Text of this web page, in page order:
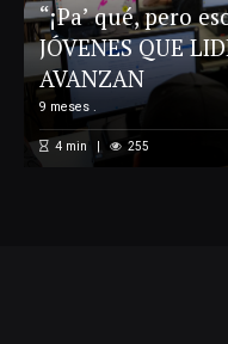
“¡Pa’ qué, pero
JÓVENES QUE
AVANZAN
9 meses .
4min 255